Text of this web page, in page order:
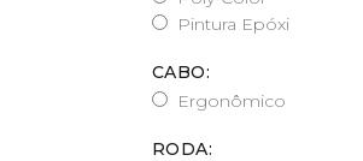
Pintura Epóxi
CABO:
Ergonômico
RODA: